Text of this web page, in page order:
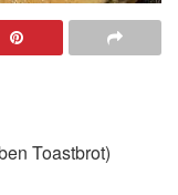
Toastbrot)